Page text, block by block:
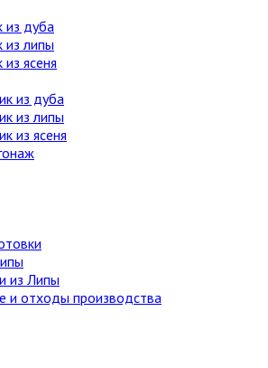
из дуба
из липы
ясеня
из дуба
из липы
из ясеня
из Липы
и отходы производства